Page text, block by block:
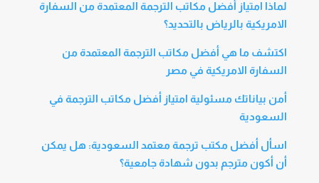
لماذا امتياز أفضل مكاتب الترجمة المعتمدة من السفارة
الامريكية بالرياض بالتحديد؟
اكتشف ما هي أفضل مكاتب الترجمة المعتمدة من
السفارة الامريكية في مصر
أمن بياناتك مسئولية امتياز أفضل مكاتب الترجمة في
السعودية
اسأل أفضل مكتب ترجمة معتمد السعودية: هل يمكن
أن أكون مترجم بدون شهادة جامعية؟